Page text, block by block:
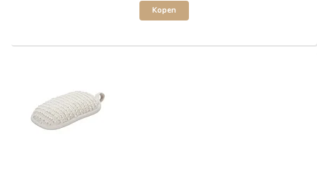
Kopen